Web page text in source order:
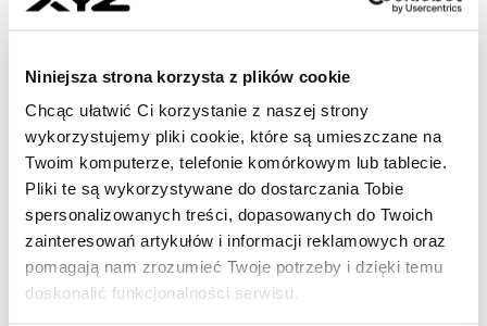
Niniejsza strona korzysta z plików cookie
Chcąc ułatwić Ci korzystanie z naszej strony
wykorzystujemy pliki cookie, które są umieszczane na
Twoim komputerze, telefonie komórkowym lub tablecie.
Pliki te są wykorzystywane do dostarczania Tobie
spersonalizowanych treści, dopasowanych do Twoich
zainteresowań artykułów i informacji reklamowych oraz
pomagają nam zrozumieć Twoje potrzeby i dzięki temu
doskonalić funkcjonalności serwisu.
za newsami, ale lubię też się zatrzymać, by spojrzeć
na branżę z różnych perspektyw. W wolnym czasie
czytam książki, głównie reportaże, gdy mam więcej
czasu, to pakuję plecak i jadę w Bieszczady.
barbara.oksinska@xyz.pl